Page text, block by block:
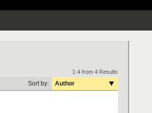
1-4 from 4 Results
Sort by: Author